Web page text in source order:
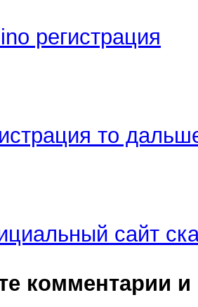
регистрация
то
сайт
комментарии